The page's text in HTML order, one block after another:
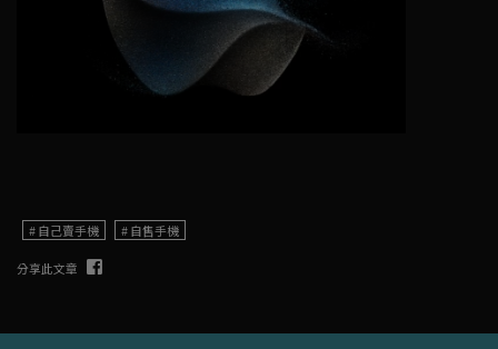
自己賣手機 自售手機
分享此文章